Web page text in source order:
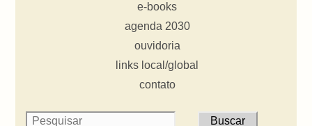
e-books
agenda 2030
ouvidoria
links local/global
contato